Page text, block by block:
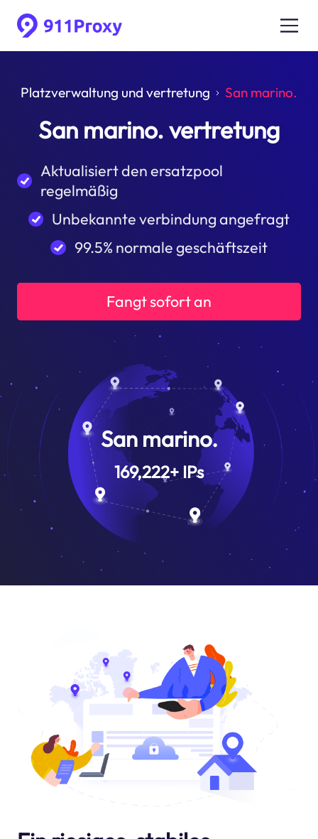
Platzverwaltung und vertretung San marino.
San marino. vertretung
Aktualisiert den ersatzpool
regelmäßig
Unbekannte verbindung angefragt
99.5% normale geschäftszeit
Fangt sofort an
San marino.
169,222+ IPs